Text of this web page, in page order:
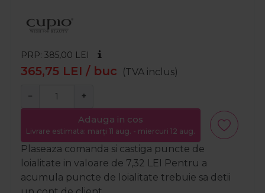
PRP: 385,00 LEI
365,75 LEI / buc (TVA inclus)
− +
Adauga in cos
Livrare estimata: marți 11 aug. - miercuri 12 aug.
Plaseaza comanda si castiga puncte de
loialitate in valoare de 7,32 LEI Pentru a
acumula puncte de loialitate trebuie sa detii